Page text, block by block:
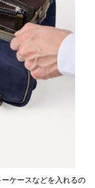
ケースなどを入れるの